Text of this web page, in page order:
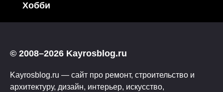
Хобби
© 2008–2026 Kayrosblog.ru
Kayrosblog.ru — сайт про ремонт, строительство и
архитектуру, дизайн, интерьер, искусство,